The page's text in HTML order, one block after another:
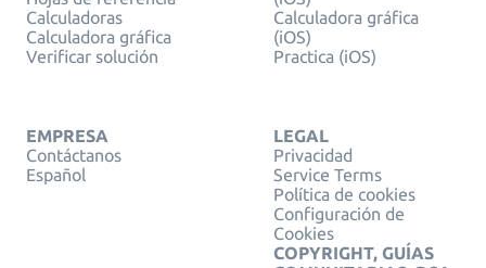
Calculadoras
Calculadora gráfica
Verificar solución
Calculadora gráfica
(iOS)
Practica (iOS)
EMPRESA
Contáctanos
Español
LEGAL
Privacidad
Service Terms
Política de cookies
Configuración de
Cookies
COPYRIGHT, GUÍAS